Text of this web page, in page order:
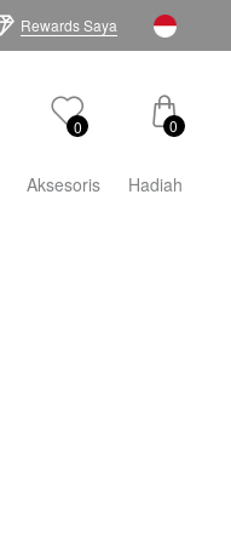
Rewards Saya
0 0
Aksesoris Hadiah